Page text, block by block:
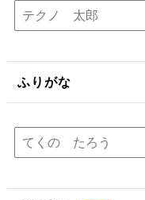
ふりがな